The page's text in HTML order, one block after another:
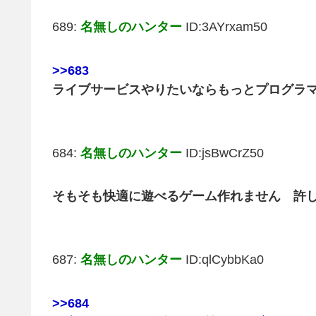
689: 名無しのハンター ID:3AYrxam50
>>683
ライブサービスやりたいならもっとプログラ
684: 名無しのハンター ID:jsBwCrZ50
そもそも快適に遊べるゲーム作れません 許
687: 名無しのハンター ID:qlCybbKa0
>>684